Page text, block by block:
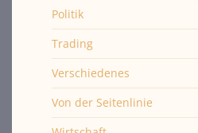
Politik
Trading
Verschiedenes
Von der Seitenlinie